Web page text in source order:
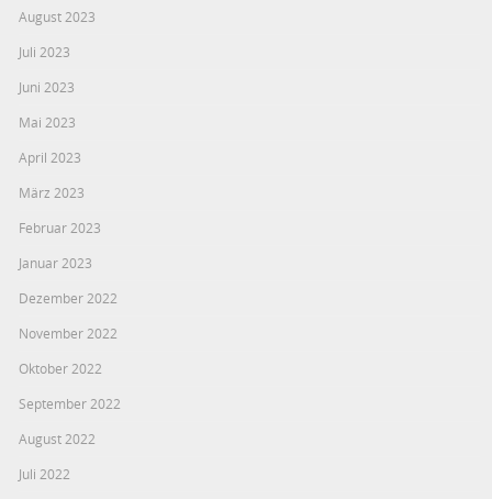
August 2023
Juli 2023
Juni 2023
Mai 2023
April 2023
März 2023
Februar 2023
Januar 2023
Dezember 2022
November 2022
Oktober 2022
September 2022
August 2022
Juli 2022